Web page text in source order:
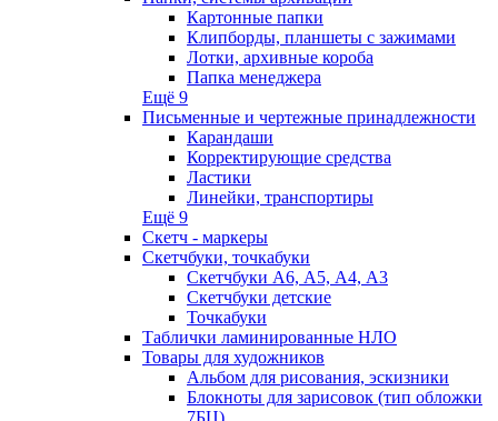
Картонные папки
Клипборды, планшеты с зажимами
Лотки, архивные короба
Папка менеджера
Ещё 9
Письменные и чертежные принадлежности
Карандаши
Корректирующие средства
Ластики
Линейки, транспортиры
Ещё 9
Скетч - маркеры
Скетчбуки, точкабуки
Скетчбуки А6, А5, А4, А3
Скетчбуки детские
Точкабуки
Таблички ламинированные НЛО
Товары для художников
Альбом для рисования, эскизники
Блокноты для зарисовок (тип обложки
7БЦ)